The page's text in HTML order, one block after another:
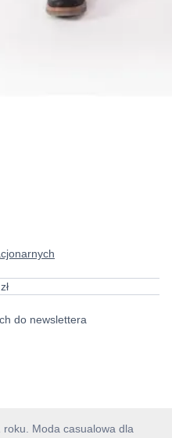
do newslettera
Moda casualowa dla